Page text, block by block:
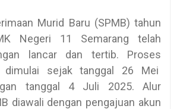
Murid Baru (SPMB) tahun
Negeri 11 Semarang telah
lancar dan tertib. Proses
dimulai sejak tanggal 26 Mei
tanggal 4 Juli 2025. Alur
diawali dengan pengajuan akun